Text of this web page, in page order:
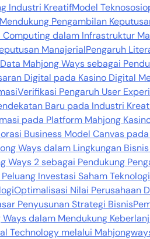
Industri KreatifModel
Pengambilan
Computing dalam Infrastruktur
ManajerialPengaruh
Mahjong Ways sebagai
Digital pada Kasino Digital
Verifikasi Pengaruh User
Baru pada Industri
pada Platform Mahjong
Business Model Canvas
Ways dalam Lingkungan
Ways 2 sebagai Pendukung
Investasi Saham
Optimalisasi Nilai Perusahaan
Penyusunan Strategi Bisnis
dalam Mendukung
Technology melalui